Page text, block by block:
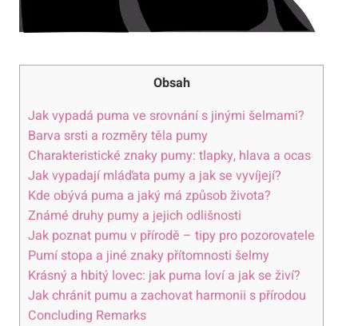
Obsah
Jak vypadá puma ve srovnání s jinými šelmami?
Barva srsti a rozměry těla pumy
Charakteristické znaky pumy: tlapky, hlava a ocas
Jak vypadají mláďata pumy a jak se vyvíjejí?
Kde obývá puma a jaký má způsob života?
Známé druhy pumy a jejich odlišnosti
Jak poznat pumu v přírodě – tipy pro pozorovatele
Pumí stopa a jiné znaky přítomnosti šelmy
Krásný a hbitý lovec: jak puma loví a jak se živí?
Jak chránit pumu a zachovat harmonii s přírodou
Concluding Remarks